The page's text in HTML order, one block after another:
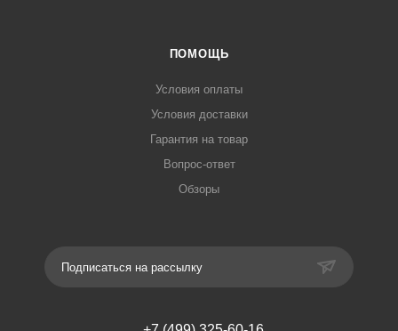
ПОМОЩЬ
Условия оплаты
Условия доставки
Гарантия на товар
Вопрос-ответ
Обзоры
Подписаться на рассылку